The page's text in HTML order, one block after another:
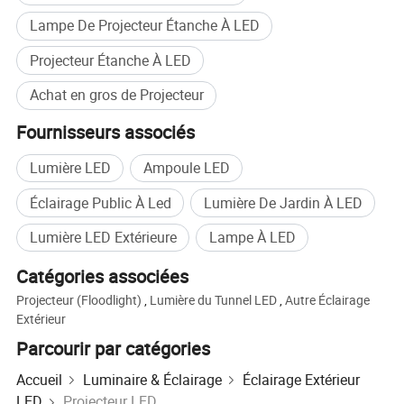
Spécifications générales 200 W.
OEM et ODM
personnalisés
Exemple Accepter
Marque commerciale
Pays d'origine Chine
Principales caractéristiques et avantages
Lampe De Projecteur Étanche À LED
Projecteur Étanche À LED
Achat en gros de Projecteur
Fournisseurs associés
Lumière LED
Ampoule LED
Éclairage Public À Led
Lumière De Jardin À LED
Lumière LED Extérieure
Lampe À LED
Catégories associées
Projecteur (Floodlight) Lumière du Tunnel LED ,Autre Éclairage
Extérieur
Parcourir par catégories
Accueil Luminaire & Éclairage
Éclairage Extérieur